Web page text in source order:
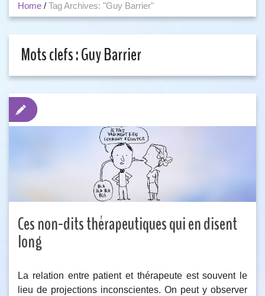
Home / Tag Archives: "Guy Barrier"
Mots clefs :Guy Barrier
Ces non-dits thérapeutiques qui en disent
long
La relation entre patient et thérapeute est souvent le
lieu de projections inconscientes. On peut y observer